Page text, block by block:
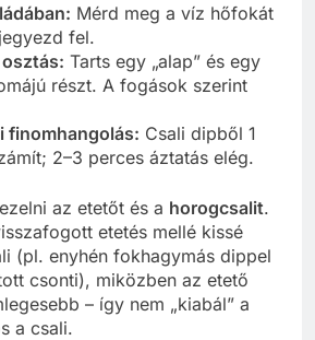
Mérd meg a víz hőfokát
fel.
Tarts egy „alap” és egy
részt. A fogások szerint
finomhangolás: Csali dipből 1
2–3 perces áztatás elég.
az etetőt és a horogcsalit.
etetés mellé kissé
(pl. enyhén fokhagymás dippel
csonti), miközben az etető
– így nem „kiabál” a
a csali.